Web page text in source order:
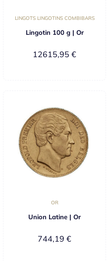
LINGOTS LINGOTINS COMBIBARS
Lingotin 100 g | Or
12615,95 €
OR
Union Latine | Or
744,19 €